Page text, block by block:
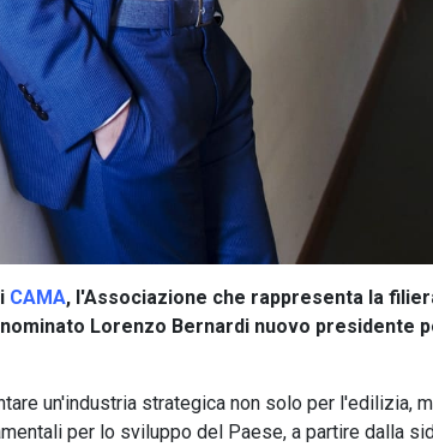
CAMA, l'Associazione che rappresenta la
Lorenzo Bernardi nuovo presidente
un'industria strategica non solo per l'edilizia,
per lo sviluppo del Paese, a partire dalla